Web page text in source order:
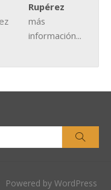
Rupérez
más
información...
Powered by WordPress